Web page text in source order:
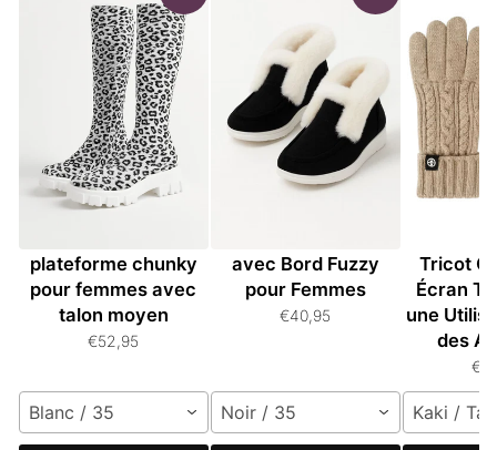
plateforme chunky
pour femmes avec
talon moyen
€52,95
Blanc / 35
avec Bord Fuzzy
pour Femmes
€40,95
Noir / 35
Tricot
Écran
une
des
Kaki /